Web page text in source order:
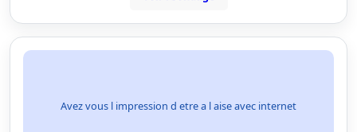
Avez vous l impression d etre a l aise avec internet